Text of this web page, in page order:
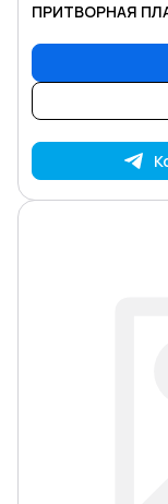
ПРИТВОРНАЯ